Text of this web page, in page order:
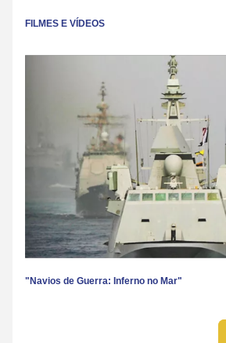
FILMES E VÍDEOS
"Navios de Guerra: Inferno no Mar"